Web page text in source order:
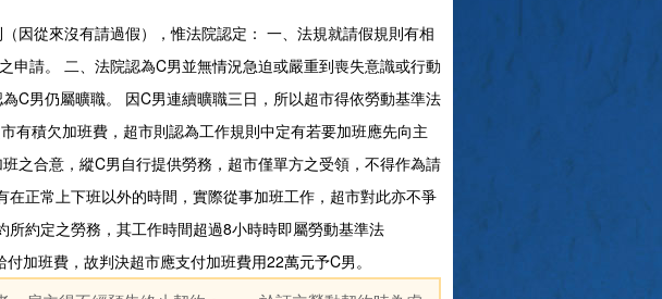
因從來沒有請過假），惟法院認定： 一、法規就請假規則有相
申請。 二、法院認為C男並無情況急迫或嚴重到喪失意識或行動
C男仍屬曠職。 因C男連續曠職三日，所以超市得依勞動基準法
有積欠加班費，超市則認為工作規則中定有若要加班應先向主
之合意，縱C男自行提供勞務，超市僅單方之受領，不得作為請
正常上下班以外的時間，實際從事加班工作，超市對此亦不爭
約定之勞務，其工作時間超過8小時時即屬勞動基準法
加班費，故判決超市應支付加班費用22萬元予C男。